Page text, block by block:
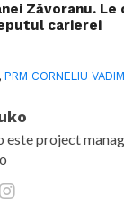
Zăvoranu.
carierei
,PRM CORNELIU
este project